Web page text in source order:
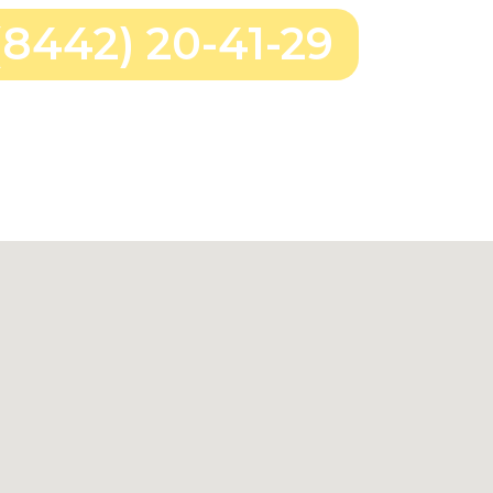
20-41-29